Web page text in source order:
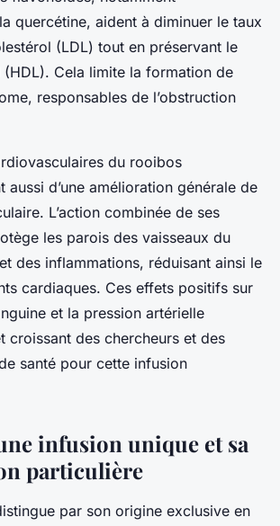
quercétine, aident à diminuer le taux
(LDL) tout en préservant le
Cela limite la formation de
responsables de l’obstruction
du rooibos
aussi d’une amélioration générale de
L’action combinée de ses
les parois des vaisseaux du
des inflammations, réduisant ainsi le
cardiaques. Ces effets positifs sur
et la pression artérielle
croissant des chercheurs et des
santé pour cette infusion
infusion unique et sa
particulière
par son origine exclusive en